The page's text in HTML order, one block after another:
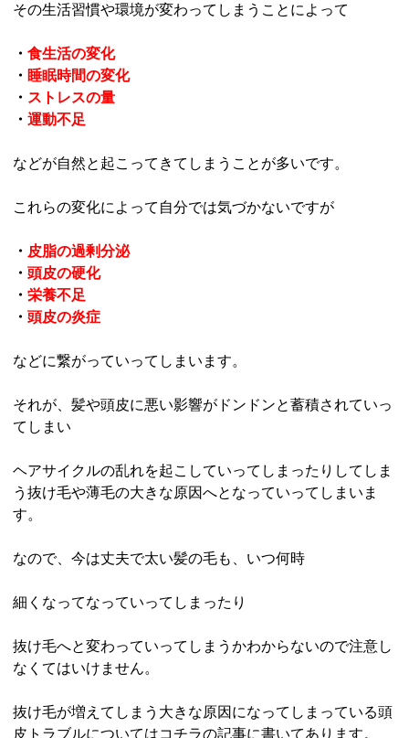
その生活習慣や環境が変わってしまうことによって
・食生活の変化
・ 睡眠時間の変化
・ ストレスの量
・運動不足
などが自然と起こってきてしまうことが多いです。
これらの変化によって自分では気づかないですが
・ 皮脂の過剰分泌
・頭皮の硬化
・栄養不足
・頭皮の炎症
などに繋がっていってしまいます。
それが、髪や頭皮に悪い影響がドンドンと蓄積されていっ
てしまい
ヘアサイクルの乱れを起こしていってしまったりしてしま
う抜け毛や薄毛の大きな原因へとなっていってしまいま
す。
なので、今は丈夫で太い髪の毛も、いつ何時
細くなってなっていってしまったり
抜け毛へと変わっていってしまうかわからないので注意し
なくてはいけません。
抜け毛が増えてしまう大きな原因になってしまっている頭
皮トラブルについてはコチラの記事に書いてあります。